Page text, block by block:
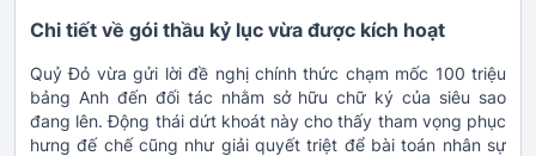
Chi tiết về gói thầu kỷ lục vừa được kích hoạt
Quỷ Đỏ vừa gửi lời đề nghị chính thức chạm mốc 100 triệu
bảng Anh đến đối tác nhằm sở hữu chữ ký của siêu sao
đang lên. Động thái dứt khoát này cho thấy tham vọng phục
hưng đế chế cũng như giải quyết triệt để bài toán nhân sự